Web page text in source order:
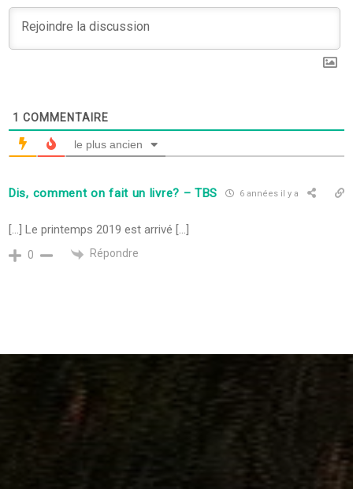
1 COMMENTAIRE
le plus ancien
Dis, comment on fait un livre? – TBS 6 années il y a
[…] Le printemps 2019 est arrivé […]
0 Répondre